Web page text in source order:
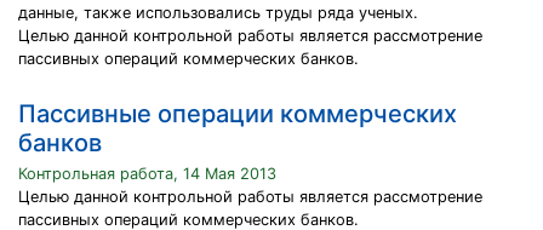
данные, также использовались труды ряда ученых.
Целью данной контрольной работы является рассмотрение
пассивных операций коммерческих банков.
Пассивные операции коммерческих
банков
Контрольная работа, 14 Мая 2013
Целью данной контрольной работы является рассмотрение
пассивных операций коммерческих банков.